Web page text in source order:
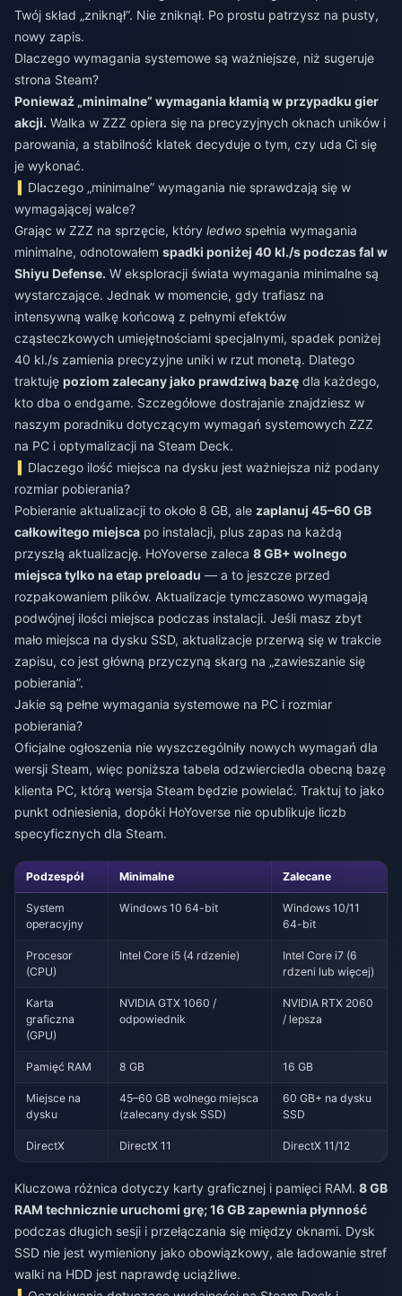
Twój skład „zniknął”. Nie zniknął. Po prostu patrzysz na pusty,
nowy zapis.
Dlaczego wymagania systemowe są ważniejsze, niż sugeruje
strona Steam?
Ponieważ „minimalne” wymagania kłamią w przypadku gier
akcji. Walka w ZZZ opiera się na precyzyjnych oknach uników i
parowania, a stabilność klatek decyduje o tym, czy uda Ci się
je wykonać.
Dlaczego „minimalne” wymagania nie sprawdzają się w
wymagającej walce?
Grając w ZZZ na sprzęcie, który ledwo spełnia wymagania
minimalne, odnotowałem spadki poniżej 40 kl./s podczas fal w
Shiyu Defense. W eksploracji świata wymagania minimalne są
wystarczające. Jednak w momencie, gdy trafiasz na
intensywną walkę końcową z pełnymi efektów
cząsteczkowych umiejętnościami specjalnymi, spadek poniżej
40 kl./s zamienia precyzyjne uniki w rzut monetą. Dlatego
traktuję poziom zalecany jako prawdziwą bazę dla każdego,
kto dba o endgame. Szczegółowe dostrajanie znajdziesz w
naszym poradniku dotyczącym wymagań systemowych ZZZ
na PC i optymalizacji na Steam Deck.
Dlaczego ilość miejsca na dysku jest ważniejsza niż podany
rozmiar pobierania?
Pobieranie aktualizacji to około 8 GB, ale zaplanuj 45–60 GB
całkowitego miejsca po instalacji, plus zapas na każdą
przyszłą aktualizację. HoYoverse zaleca 8 GB+ wolnego
miejsca tylko na etap preloadu — a to jeszcze przed
rozpakowaniem plików. Aktualizacje tymczasowo wymagają
podwójnej ilości miejsca podczas instalacji. Jeśli masz zbyt
mało miejsca na dysku SSD, aktualizacje przerwą się w trakcie
zapisu, co jest główną przyczyną skarg na „zawieszanie się
pobierania”.
Jakie są pełne wymagania systemowe na PC i rozmiar
pobierania?
Oficjalne ogłoszenia nie wyszczególniły nowych wymagań dla
wersji Steam, więc poniższa tabela odzwierciedla obecną bazę
klienta PC, którą wersja Steam będzie powielać. Traktuj to jako
punkt odniesienia, dopóki HoYoverse nie opublikuje liczb
specyficznych dla Steam.
Podzespół Minimalne Zalecane
System
operacyjny
Windows 10 64-bit
Windows 10/11
64-bit
Procesor
(CPU)
Intel Core i5 (4 rdzenie)
Intel Core i7 (6
rdzeni lub więcej)
Karta
graficzna
(GPU)
NVIDIA GTX 1060 /
odpowiednik
NVIDIA RTX 2060
/ lepsza
Pamięć RAM 8 GB 16 GB
Miejsce na
dysku
45–60 GB wolnego miejsca
(zalecany dysk SSD)
60 GB+ na dysku
SSD
DirectX DirectX 11 DirectX 11/12
Kluczowa różnica dotyczy karty graficznej i pamięci RAM. 8 GB
RAM technicznie uruchomi grę; 16 GB zapewnia płynność
podczas długich sesji i przełączania się między oknami. Dysk
SSD nie jest wymieniony jako obowiązkowy, ale ładowanie stref
walki na HDD jest naprawdę uciążliwe.